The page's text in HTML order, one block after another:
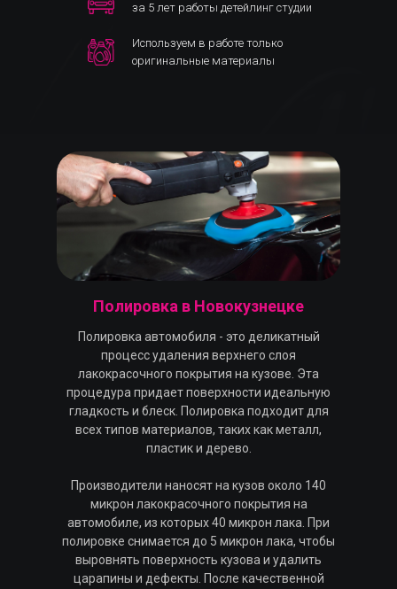
за 5 лет работы детейлинг студии
Используем в работе только
оригинальные материалы
Полировка автомобиля - это деликатный
процесс удаления верхнего слоя
лакокрасочного покрытия на кузове. Эта
процедура придает поверхности идеальную
гладкость и блеск. Полировка подходит для
всех типов материалов, таких как металл,
пластик и дерево.
Производители наносят на кузов около 140
микрон лакокрасочного покрытия на
автомобиле, из которых 40 микрон лака. При
полировке снимается до 5 микрон лака, чтобы
выровнять поверхность кузова и удалить
царапины и дефекты. После качественной
Полировка в Новокузнецке